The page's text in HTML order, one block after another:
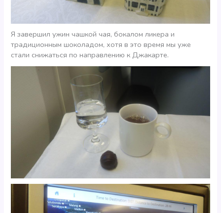
Я завершил ужин чашкой чая, бокалом ликера и
традиционным шоколадом, хотя в это время мы уже
стали снижаться по направлению к Джакарте.